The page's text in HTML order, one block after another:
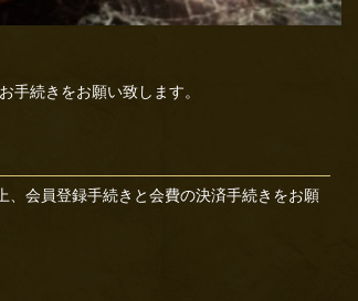
手続きをお願い致します。
、会員登録手続きと会費の決済手続きをお願